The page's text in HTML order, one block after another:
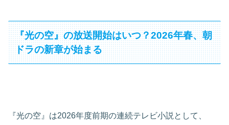
『光の空』の放送開始はいつ？2026年春、朝
ドラの新章が始まる
『光の空』は2026年度前期の連続テレビ小説として、